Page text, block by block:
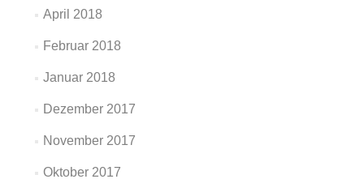
April 2018
Februar 2018
Januar 2018
Dezember 2017
November 2017
Oktober 2017